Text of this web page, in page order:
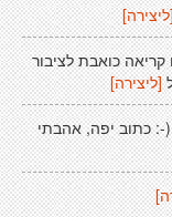
כואבת לציבור
[ליצירה]
: כתוב יפה, אהבתי